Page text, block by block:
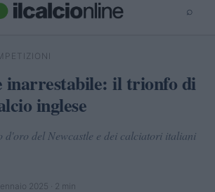
⌕
inarrestabile: il trionfo di
inglese
d'oro del Newcastle e dei calciatori italiani
2025 · 2 min